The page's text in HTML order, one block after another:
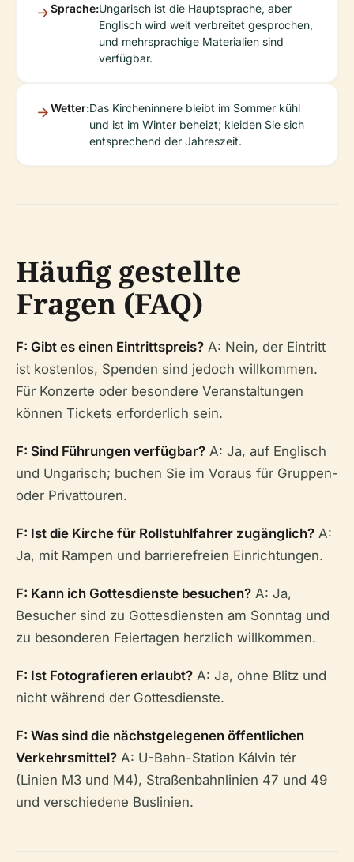
Sprache:Ungarisch ist die Hauptsprache, aber
Englisch wird weit verbreitet gesprochen,
und mehrsprachige Materialien sind
verfügbar.
Wetter:Das Kircheninnere bleibt im Sommer kühl
und ist im Winter beheizt; kleiden Sie sich
entsprechend der Jahreszeit.
Häufig gestellte
Fragen (FAQ)
F: Gibt es einen Eintrittspreis? A: Nein, der Eintritt
ist kostenlos, Spenden sind jedoch willkommen.
Für Konzerte oder besondere Veranstaltungen
können Tickets erforderlich sein.
F: Sind Führungen verfügbar? A: Ja, auf Englisch
und Ungarisch; buchen Sie im Voraus für Gruppen-
oder Privattouren.
F: Ist die Kirche für Rollstuhlfahrer zugänglich? A:
Ja, mit Rampen und barrierefreien Einrichtungen.
F: Kann ich Gottesdienste besuchen? A: Ja,
Besucher sind zu Gottesdiensten am Sonntag und
zu besonderen Feiertagen herzlich willkommen.
F: Ist Fotografieren erlaubt? A: Ja, ohne Blitz und
nicht während der Gottesdienste.
F: Was sind die nächstgelegenen öffentlichen
Verkehrsmittel? A: U-Bahn-Station Kálvin tér
(Linien M3 und M4), Straßenbahnlinien 47 und 49
und verschiedene Buslinien.